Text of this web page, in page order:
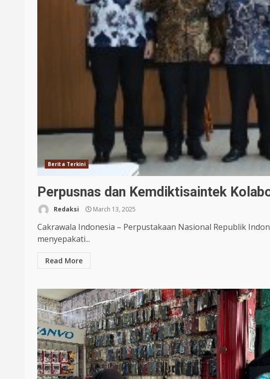
Berita Terkini
Perpusnas dan Kemdiktisaintek
Redaksi March 13, 2025
Cakrawala Indonesia – Perpustakaan Nasional Republik
menyepakati...
Read More